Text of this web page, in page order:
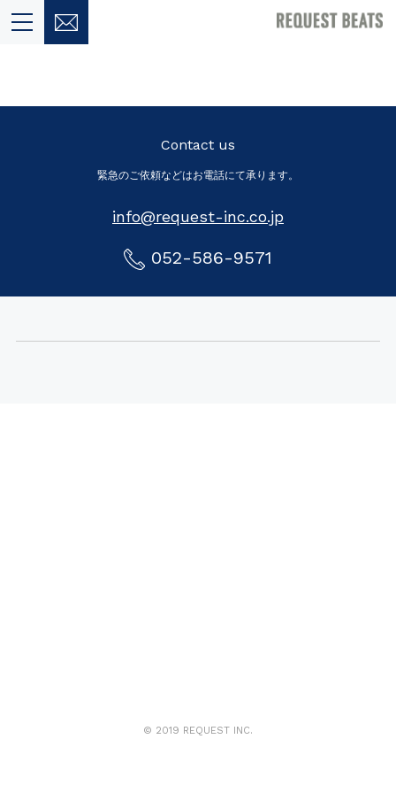
Contact us
緊急のご依頼などはお電話にて承ります。
info@request-inc.co.jp
052-586-9571
© 2019 REQUEST INC.